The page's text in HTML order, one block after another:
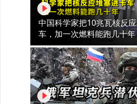
中国科学家把10兆瓦核反
车，加一次燃料能跑几十年